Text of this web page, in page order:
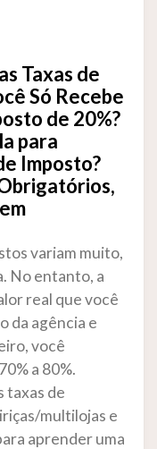
Taxas de
Só Recebe
de 20%?
para
Imposto?
variam muito,
No entanto, a
real que você
da agência e
você
a 80%.
taxas de
multilojas e
aprender uma